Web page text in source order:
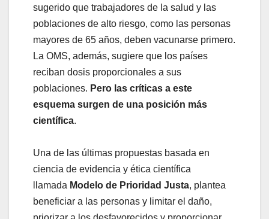
sugerido que trabajadores de la salud y las
poblaciones de alto riesgo, como las personas
mayores de 65 años, deben vacunarse primero.
La OMS, además, sugiere que los países
reciban dosis proporcionales a sus
poblaciones. Pero las críticas a este
esquema surgen de una posición más
científica.
Una de las últimas propuestas basada en
ciencia de evidencia y ética científica
llamada Modelo de Prioridad Justa, plantea
beneficiar a las personas y limitar el daño,